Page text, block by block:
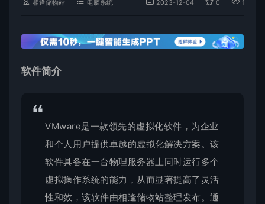
相逢储物站 电脑系统 2023-12-04 0 1,969
软件简介
VMware是一款领先的虚拟化软件，为企业
和个人用户提供卓越的虚拟化解决方案。该
软件具备在一台物理服务器上同时运行多个
虚拟操作系统的能力，从而显著提高了灵活
性和效，该软件由相逢储物站整理发布。通